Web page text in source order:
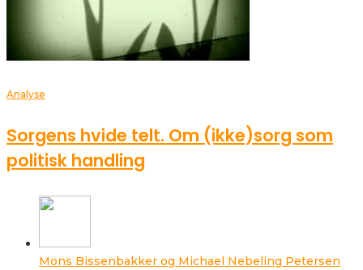
Analyse
Sorgens hvide telt. Om (ikke)sorg som
politisk handling
Mons Bissenbakker og Michael Nebeling Petersen